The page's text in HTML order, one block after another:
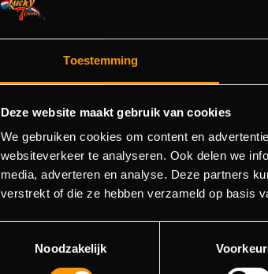
Toestemming
Deze website maakt gebruik van cookies
We gebruiken cookies om content en
websiteverkeer te analyseren. Ook delen we
media, adverteren en analyse. Deze partners
verstrekt of die ze hebben verzameld op basis
Noodzakelijk
404
Sorry! We konden